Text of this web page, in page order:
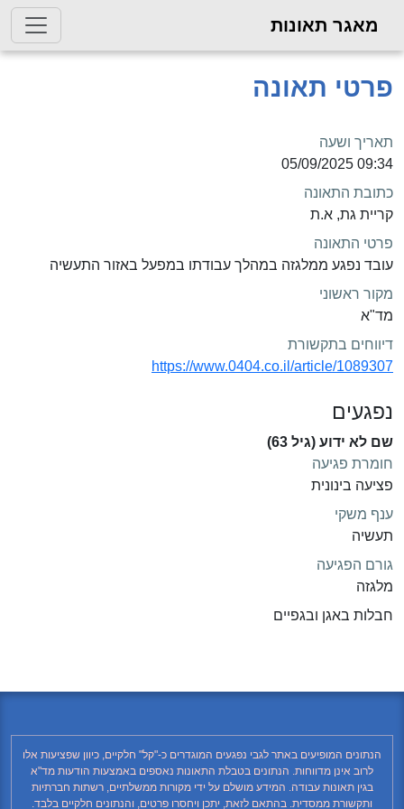
מאגר תאונות
פרטי תאונה
תאריך ושעה
09:34 05/09/2025
כתובת התאונה
קריית גת, א.ת
פרטי התאונה
עובד נפגע ממלגזה במהלך עבודתו במפעל באזור התעשיה
מקור ראשוני
מד"א
דיווחים בתקשורת
https://www.0404.co.il/article/1089307
נפגעים
שם לא ידוע (גיל 63)
חומרת פגיעה
פציעה בינונית
ענף משקי
תעשיה
גורם הפגיעה
מלגזה
חבלות באגן ובגפיים
הנתונים המופיעים באתר לגבי נפגעים המוגדרים כ-"קל" חלקיים, כיוון שפציעות אלו
לרוב אינן מדווחות. הנתונים בטבלת התאונות נאספים באמצעות הודעות מד"א
בגין תאונות עבודה. המידע מושלם על ידי מקורות ממשלתיים, רשתות חברתיות
ותקשורת ממסדית. בהתאם לזאת, יתכן ויחסרו פרטים, והנתונים חלקיים בלבד.